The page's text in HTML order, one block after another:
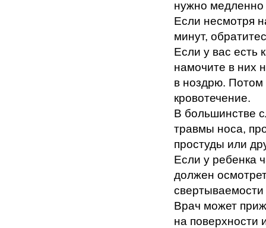
нужно
Если несмотря
минут,
Если у вас есть
намочите в них
в ноздрю. Потом
кровотечение.
В большинстве
травмы носа,
простуды или
Если у ребенка
должен
свертываемости
Врач может
на поверхности